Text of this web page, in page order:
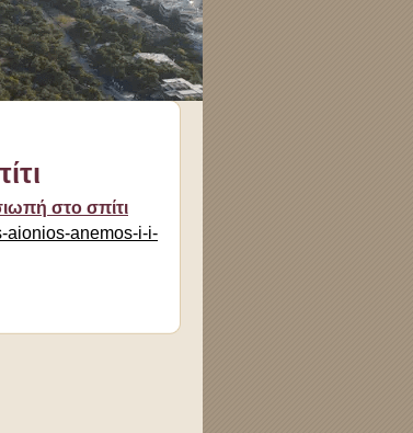
στο σπίτι
aionios-anemos-i-i-